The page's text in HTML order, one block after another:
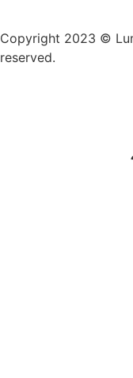
Copyright 2023 ©
reserved.